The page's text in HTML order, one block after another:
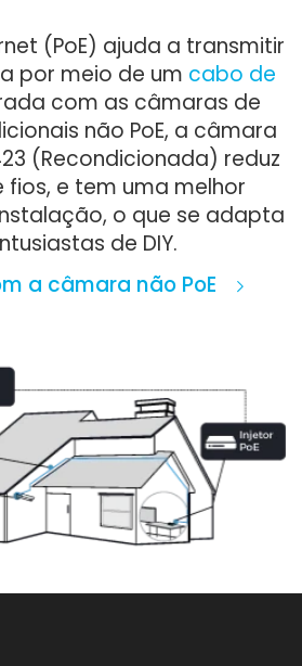
(PoE) ajuda a transmitir
por meio de um cabo de
com as câmaras de
não PoE, a câmara
423 (Recondicionada) reduz
fios, e tem uma melhor
o que se adapta
de DIY.
a câmara não PoE